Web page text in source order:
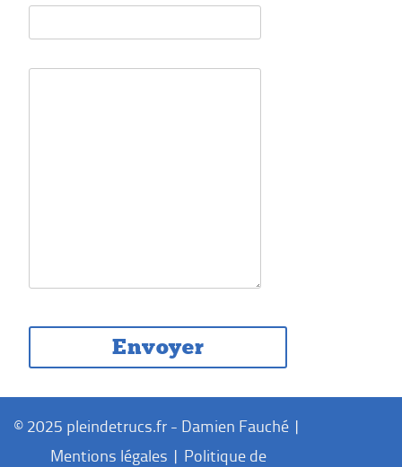
© 2025 pleindetrucs.fr - Damien Fauché |
Mentions légales | Politique de